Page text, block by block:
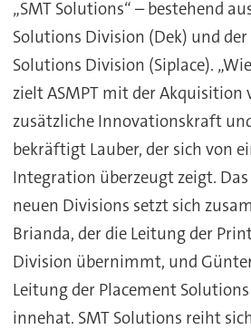
„SMT Solutions“ – bestehend
Solutions Division (Dek) und
Solutions Division (Siplace).
zielt ASMPT mit der Akquisition
zusätzliche Innovationskraft
bekräftigt Lauber, der sich von
Integration überzeugt zeigt.
neuen Divisions setzt sich
Brianda, der die Leitung der
Division übernimmt, und
Leitung der Placement
innehat. SMT Solutions reiht